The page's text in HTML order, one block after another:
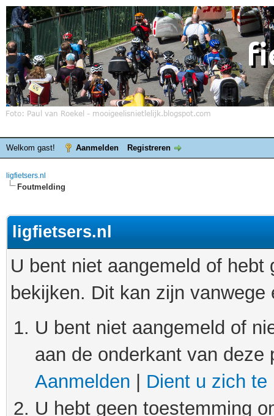
Welkom gast! Aanmelden Registreren
ligfietsers.nl
Foutmelding
ligfietsers.nl
U bent niet aangemeld of
bekijken. Dit kan zijn
U bent niet aangemeld of
aan de onderkant van
Aanmelden
Dient u zich te
U hebt geen toestemming